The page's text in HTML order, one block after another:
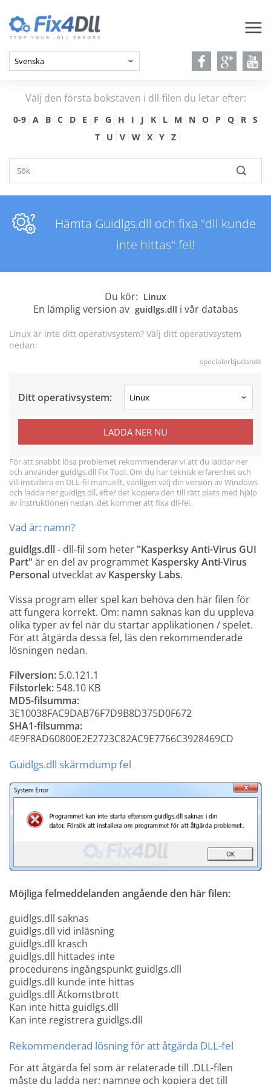
Välj den första bokstaven i dll-filen du letar efter:
0-9 A B C D E F G H I J K L M N O P Q R
S
T
U V W X Y Z
Hämta Guidlgs.dll och fixa "dll kunde
inte hittas" fel!
Du kör: Linux
En lämplig version av guidlgs.dll i vår databas
Linux är inte ditt operativsystem? Välj ditt operativsystem
nedan:
specialerbjudande
Ditt operativsystem:
LADDA NER NU
För att snabbt lösa problemet rekommenderar vi att du laddar ner
och använder guidlgs.dll Fix Tool. Om du har teknisk erfarenhet och
vill installera en DLL-fil manuellt, vänligen välj din version av Windows
och ladda ner guidlgs.dll, efter det kopiera den till rätt plats med hjälp
av instruktionen nedan, det kommer att fixa dll-fel.
Vad är: namn?
guidlgs.dll- dll-fil som heter "Kasperksy Anti-Virus GUI
Part" är en del av programmet Kaspersky Anti-Virus
Personal utvecklat av Kaspersky Labs.
Vissa program eller spel kan behöva den här filen för
att fungera korrekt. Om: namn saknas kan du uppleva
olika typer av fel när du startar applikationen / spelet.
För att åtgärda dessa fel, läs den rekommenderade
lösningen nedan.
Filversion: 5.0.121.1
Filstorlek: 548.10 KB
MD5-filsumma:
3E10038FAC9DAB76F7D9B8D375D0F672
SHA1-filsumma:
4E9F8AD60800E2E2723C82AC9E7766C3928469CD
Guidlgs.dll skärmdump fel
Möjliga felmeddelanden angående den här filen:
guidlgs.dll saknas
guidlgs.dll vid inläsning
guidlgs.dll krasch
guidlgs.dll hittades inte
procedurens ingångspunkt guidlgs.dll
guidlgs.dll kunde inte hittas
guidlgs.dll Åtkomstbrott
Kan inte hitta guidlgs.dll
Kan inte registrera guidlgs.dll
Rekommenderad lösning för att åtgärda DLL-fel
För att åtgärda fel som är relaterade till .DLL-filen
måste du ladda ner: namnge och kopiera det till